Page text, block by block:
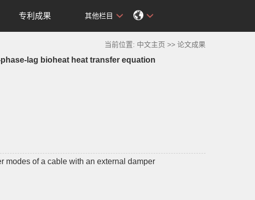
专利成果 其他栏目
当前位置: 中文主页 >>论文成果
lag bioheat heat transfer equation
modes of a cable with an external damper